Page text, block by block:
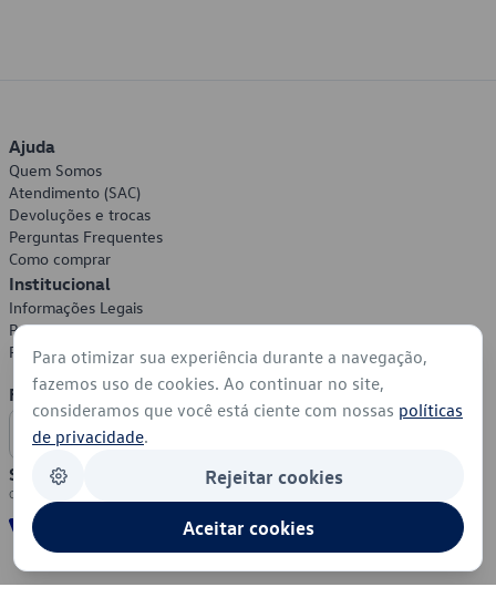
Ajuda
Quem Somos
Atendimento (SAC)
Devoluções e trocas
Perguntas Frequentes
Como comprar
Institucional
Informações Legais
Política de Privacidade
Política de Cookies
Formas de Pagamento
Segurança
Para otimizar sua experiência durante a navegação,
fazemos uso de cookies. Ao continuar no site,
consideramos que você está ciente com nossas políticas
de privacidade.
Rejeitar cookies
Aceitar cookies